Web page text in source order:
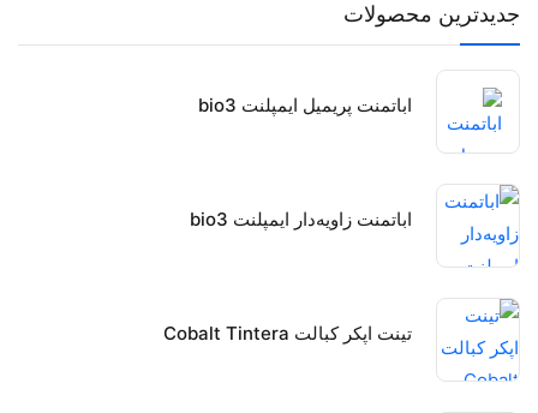
جدیدترین محصولات
اباتمنت پریمیل ایمپلنت bio3
اباتمنت زاویه‌دار ایمپلنت bio3
تینت اپکر کبالت Cobalt Tintera